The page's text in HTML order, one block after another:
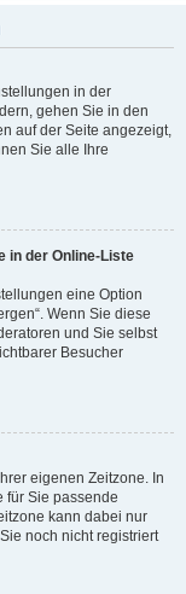
in der
gehen Sie in den
auf der Seite angezeigt,
Sie alle Ihre
in der Online-Liste
eine Option
Wenn Sie diese
und Sie selbst
Besucher
eigenen Zeitzone. In
für Sie passende
kann dabei nur
noch nicht registriert